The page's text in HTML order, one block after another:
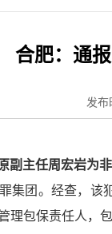
合肥：通
发
副主任周宏岩为
集团。经查，该
理包保责任人，